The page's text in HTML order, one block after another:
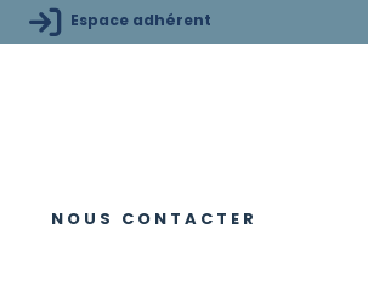
Espace adhérent
NOUS CONTACTER